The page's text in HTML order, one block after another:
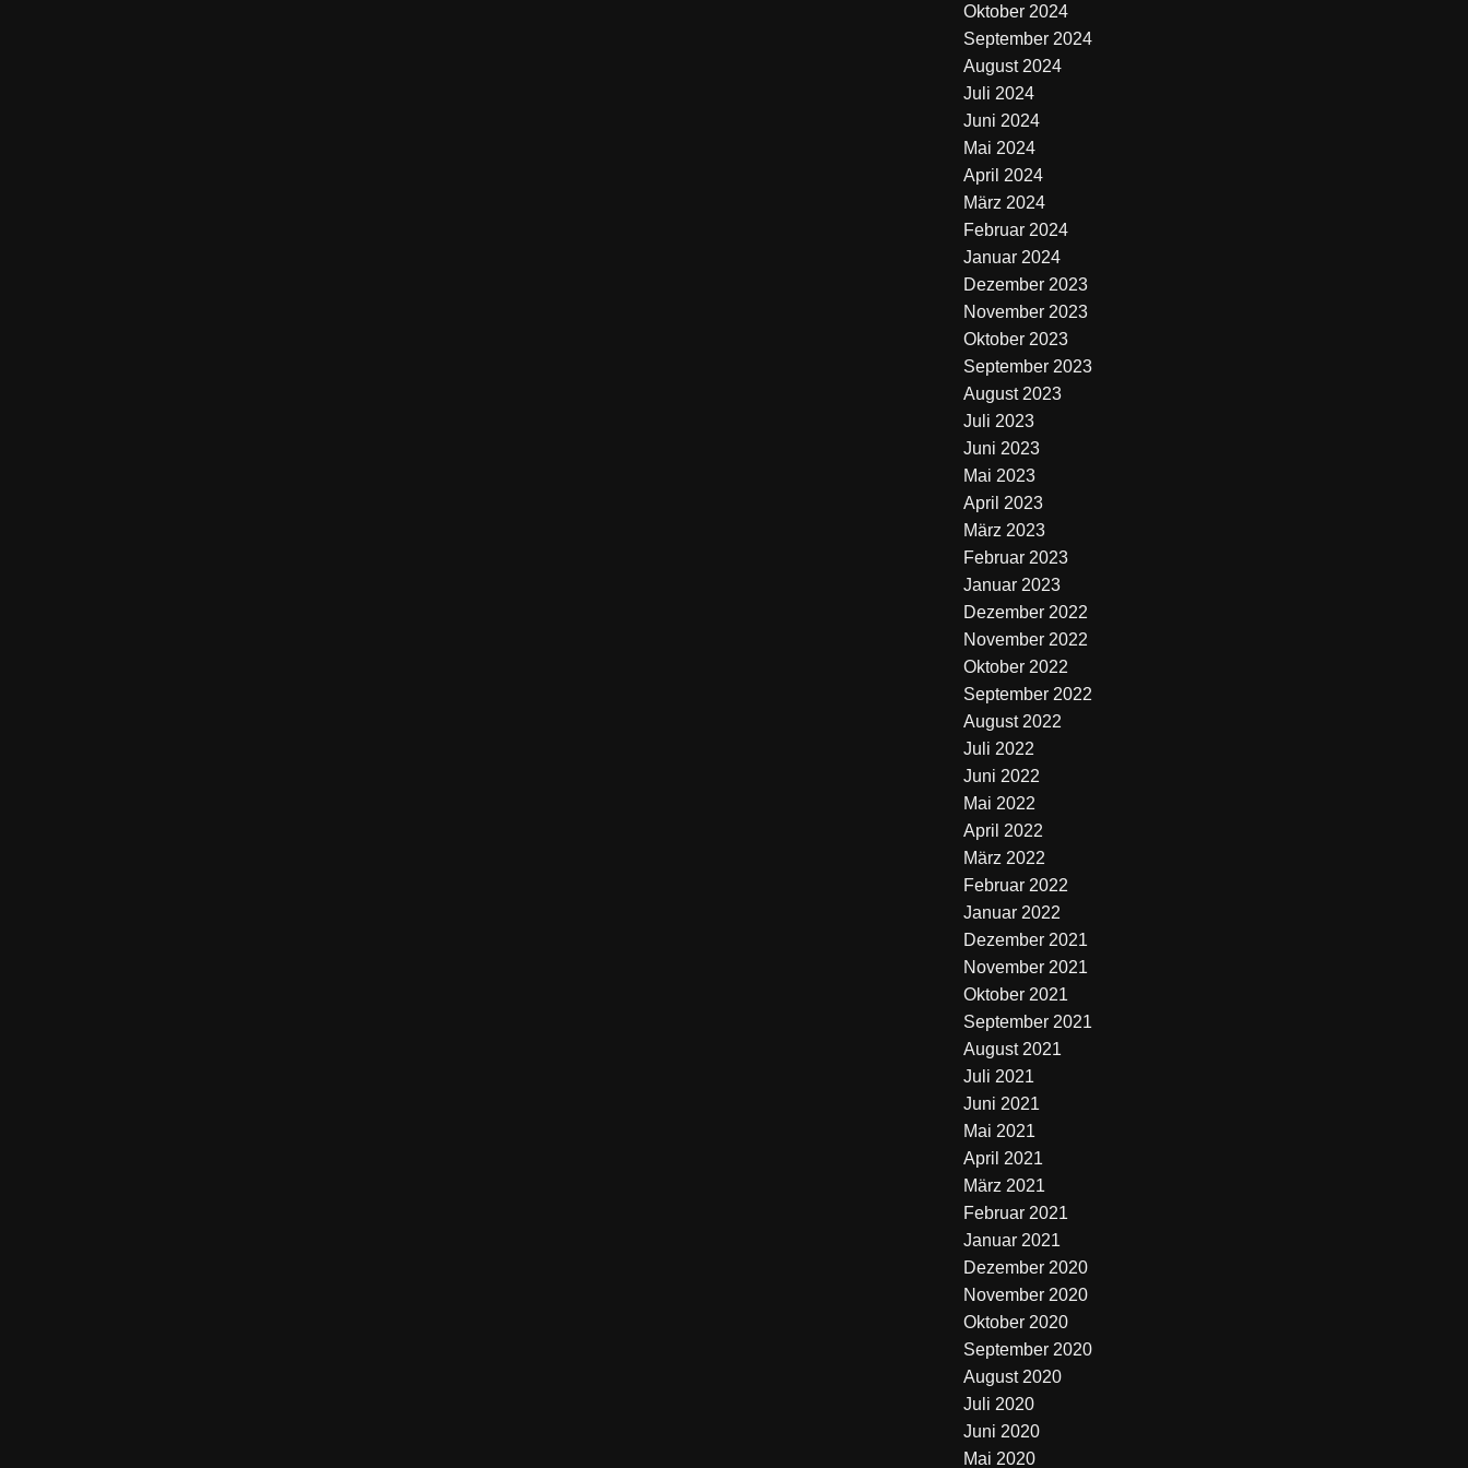
Oktober 2024
September 2024
August 2024
Juli 2024
Juni 2024
Mai 2024
April 2024
März 2024
Februar 2024
Januar 2024
Dezember 2023
November 2023
Oktober 2023
September 2023
August 2023
Juli 2023
Juni 2023
Mai 2023
April 2023
März 2023
Februar 2023
Januar 2023
Dezember 2022
November 2022
Oktober 2022
September 2022
August 2022
Juli 2022
Juni 2022
Mai 2022
April 2022
März 2022
Februar 2022
Januar 2022
Dezember 2021
November 2021
Oktober 2021
September 2021
August 2021
Juli 2021
Juni 2021
Mai 2021
April 2021
März 2021
Februar 2021
Januar 2021
Dezember 2020
November 2020
Oktober 2020
September 2020
August 2020
Juli 2020
Juni 2020
Mai 2020